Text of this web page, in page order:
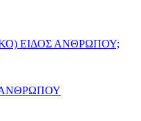
ΕΙΔΟΣ ΑΝΘΡΩΠΟΥ;